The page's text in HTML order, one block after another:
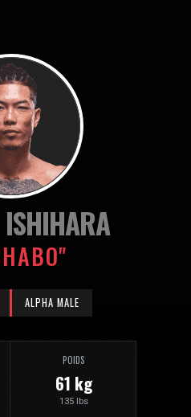
ALPHA MALE
POIDS
61 kg
135 lbs